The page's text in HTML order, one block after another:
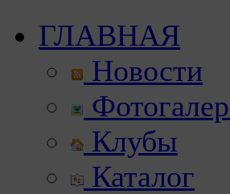
ГЛАВНАЯ
Новости
Клубы
Каталог